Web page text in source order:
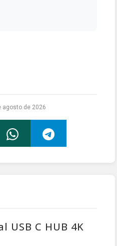
agosto de 2026
USB C HUB 4K